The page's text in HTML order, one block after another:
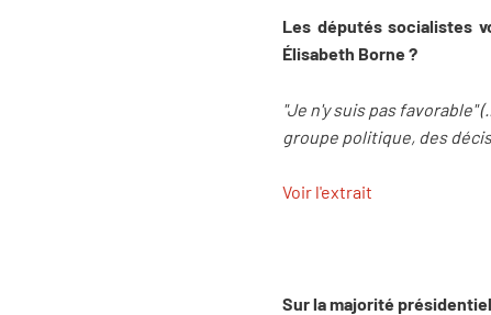
Les députés socialistes
Élisabeth Borne ?
"Je n'y suis pas favorable"
groupe politique, des
Voir l'extrait
Sur la majorité